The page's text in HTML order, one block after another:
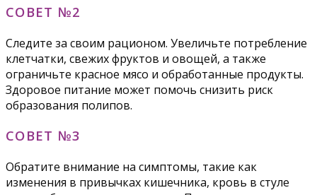
СОВЕТ №2
Следите за своим рационом. Увеличьте потребление
клетчатки, свежих фруктов и овощей, а также
ограничьте красное мясо и обработанные продукты.
Здоровое питание может помочь снизить риск
образования полипов.
СОВЕТ №3
Обратите внимание на симптомы, такие как
изменения в привычках кишечника, кровь в стуле